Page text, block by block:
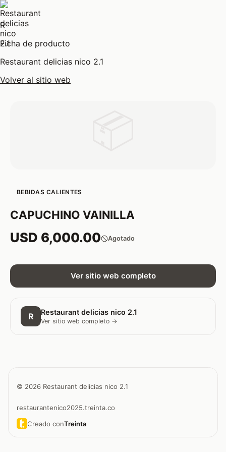
R
Ficha de producto
Restaurant delicias nico 2.1
Volver al sitio web
BEBIDAS CALIENTES
CAPUCHINO VAINILLA
USD 6,000.00 Agotado
Ver sitio web completo
R Restaurant delicias nico 2.1
Ver sitio web completo →
© 2026 Restaurant delicias nico 2.1
restaurantenico2025.treinta.co
Creado conTreinta